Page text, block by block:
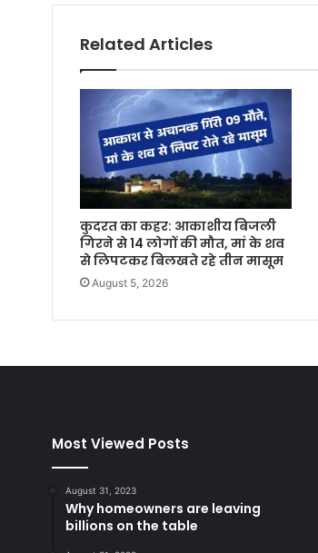
Related Articles
कुदरत का कहर: आकाशीय बिजली
गिरने से 14 लोगों की मौत, मां के शव
से लिपटकर बिलखते रहे तीन मासूम
August 5, 2026
Most Viewed Posts
August 31, 2023
Why homeowners are leaving
billions on the table